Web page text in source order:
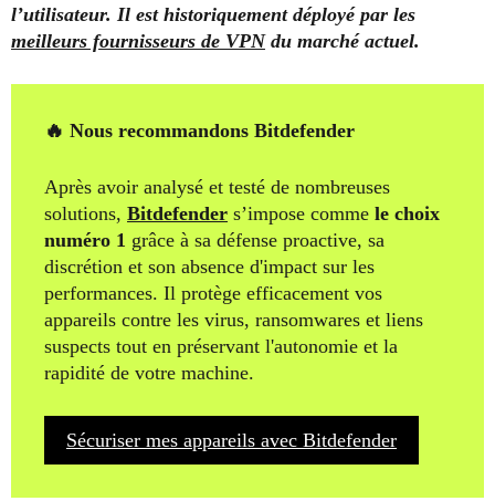
l’utilisateur. Il est historiquement déployé par les
meilleurs fournisseurs de VPNdu marché actuel.
🔥 Nous recommandons Bitdefender
Après avoir analysé et testé de nombreuses
solutions, Bitdefender s’impose comme le choix
numéro 1 grâce à sa défense proactive, sa
discrétion et son absence d'impact sur les
performances. Il protège efficacement vos
appareils contre les virus, ransomwares et liens
suspects tout en préservant l'autonomie et la
rapidité de votre machine.
Sécuriser mes appareils avec Bitdefender